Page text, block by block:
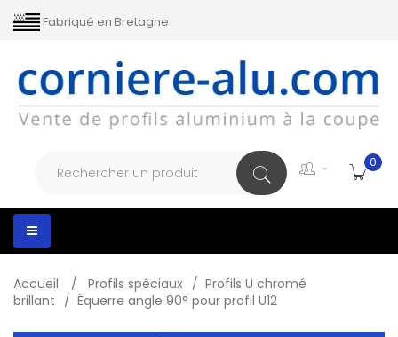
Fabriqué en Bretagne
0
Toggle
navigation
Accueil Profils spéciaux
Profils U chromé
brillant
Équerre angle 90° pour profil U12